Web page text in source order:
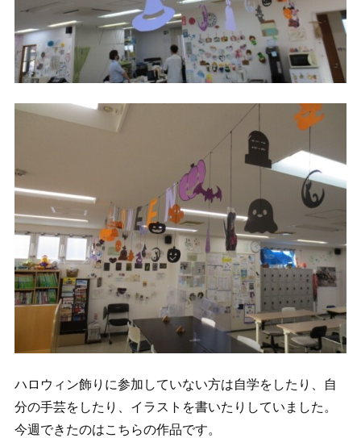
ハロウィン飾りに参加していない方は自学をしたり、自
分の手芸をしたり、イラストを書いたりしていました。
今週できたのはこちらの作品です。